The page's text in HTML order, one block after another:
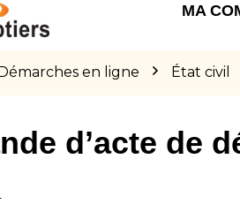
MA
en ligne État civil
d’acte de